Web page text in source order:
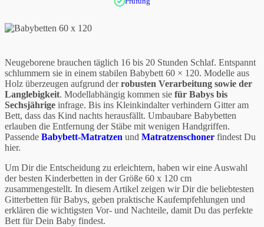
Neugeborene brauchen täglich 16 bis 20 Stunden Schlaf. Entspannt
schlummern sie in einem stabilen Babybett 60 × 120. Modelle aus
Holz überzeugen aufgrund derrobusten Verarbeitung sowie der
Langlebigkeit. Modellabhängig kommen sie für Babys bis
Sechsjährige infrage. Bis ins Kleinkindalter verhindern Gitter am
Bett, dass das Kind nachts herausfällt. Umbaubare Babybetten
erlauben die Entfernung der Stäbe mit wenigen Handgriffen.
Passende Babybett-Matratzen und Matratzenschoner findest Du
hier.
Um Dir die Entscheidung zu erleichtern, haben wir eine Auswahl
der besten Kinderbetten in der Größe 60 x 120 cm
zusammengestellt. In diesem Artikel zeigen wir Dir die beliebtesten
Gitterbetten für Babys, geben praktische Kaufempfehlungen und
erklären die wichtigsten Vor- und Nachteile, damit Du das perfekte
Bett für Dein Baby findest.